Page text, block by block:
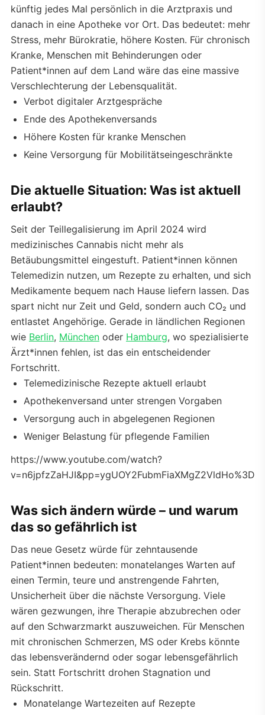
künftig jedes Mal persönlich in die Arztpraxis und
danach in eine Apotheke vor Ort. Das bedeutet: mehr
Stress, mehr Bürokratie, höhere Kosten. Für chronisch
Kranke, Menschen mit Behinderungen oder
Patient*innen auf dem Land wäre das eine massive
Verschlechterung der Lebensqualität.
Verbot digitaler Arztgespräche
Ende des Apothekenversands
Höhere Kosten für kranke Menschen
Keine Versorgung für Mobilitätseingeschränkte
Die aktuelle Situation: Was ist aktuell
erlaubt?
Seit der Teillegalisierung im April 2024 wird
medizinisches Cannabis nicht mehr als
Betäubungsmittel eingestuft. Patient*innen können
Telemedizin nutzen, um Rezepte zu erhalten, und sich
Medikamente bequem nach Hause liefern lassen. Das
spart nicht nur Zeit und Geld, sondern auch CO₂ und
entlastet Angehörige. Gerade in ländlichen Regionen
wie Berlin, München oder Hamburg, wo spezialisierte
Ärzt*innen fehlen, ist das ein entscheidender
Fortschritt.
Telemedizinische Rezepte aktuell erlaubt
Apothekenversand unter strengen Vorgaben
Versorgung auch in abgelegenen Regionen
Weniger Belastung für pflegende Familien
https://www.youtube.com/watch?
v=n6jpfzZaHJI&pp=ygUOY2FubmFiaXMgZ2VldHo%3D
Was sich ändern würde – und warum
das so gefährlich ist
Das neue Gesetz würde für zehntausende
Patient*innen bedeuten: monatelanges Warten auf
einen Termin, teure und anstrengende Fahrten,
Unsicherheit über die nächste Versorgung. Viele
wären gezwungen, ihre Therapie abzubrechen oder
auf den Schwarzmarkt auszuweichen. Für Menschen
mit chronischen Schmerzen, MS oder Krebs könnte
das lebensverändernd oder sogar lebensgefährlich
sein. Statt Fortschritt drohen Stagnation und
Rückschritt.
Monatelange Wartezeiten auf Rezepte